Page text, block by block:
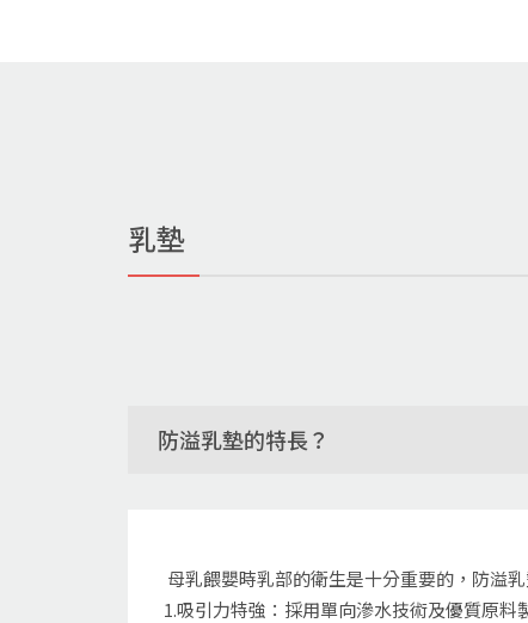
乳墊
防溢乳墊的特長？
母乳餵嬰時乳部的衛生是十分重要的，防溢
1.吸引力特強：採用單向滲水技術及優質原